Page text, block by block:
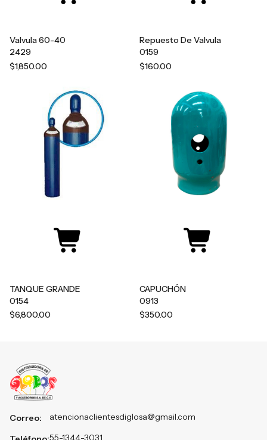
Valvula 60-40
2429
$1,850.00
Repuesto De Valvula
0159
$160.00
TANQUE GRANDE
0154
$6,800.00
CAPUCHÓN
0913
$350.00
Correo:
atencionaclientesdiglosa@gmail.com
55-1344-3031